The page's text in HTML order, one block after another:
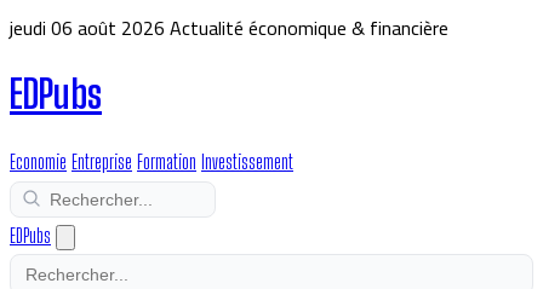
jeudi 06 août 2026Actualité économique & financière
EDPubs
Economie Entreprise Formation Investissement
EDPubs